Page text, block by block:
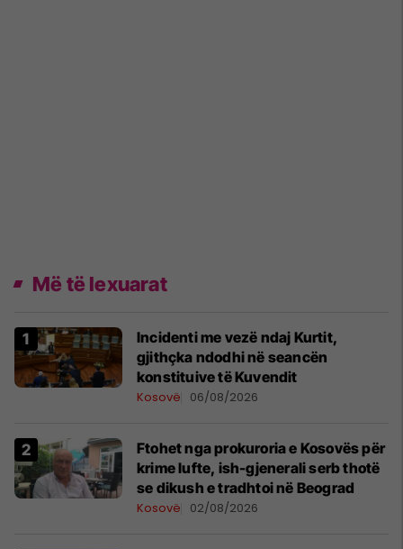
Më të lexuarat
Incidenti me vezë ndaj Kurtit,
gjithçka ndodhi në seancën
konstituive të Kuvendit
Kosovë 06/08/2026
Ftohet nga prokuroria e Kosovës për
krime lufte, ish-gjenerali serb thotë
se dikush e tradhtoi në Beograd
Kosovë 02/08/2026